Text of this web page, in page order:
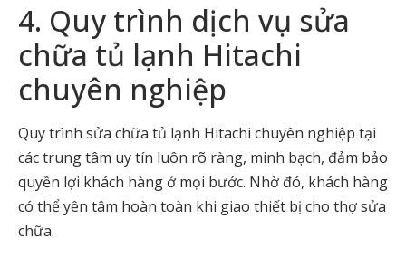
4. Quy trình dịch vụ sửa
chữa tủ lạnh Hitachi
chuyên nghiệp
Quy trình sửa chữa tủ lạnh Hitachi chuyên nghiệp tại
các trung tâm uy tín luôn rõ ràng, minh bạch, đảm bảo
quyền lợi khách hàng ở mọi bước. Nhờ đó, khách hàng
có thể yên tâm hoàn toàn khi giao thiết bị cho thợ sửa
chữa.